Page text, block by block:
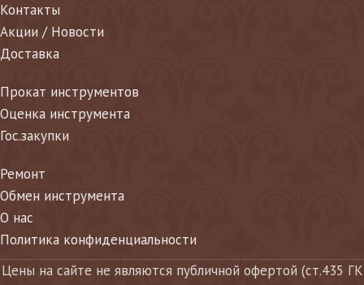
Контакты
Акции / Новости
Доставка
Прокат инструментов
Оценка инструмента
Гос.закупки
Ремонт
Обмен инструмента
О нас
Политика конфиденциальности
Цены на сайте не являются публичной офертой (ст.435 ГК